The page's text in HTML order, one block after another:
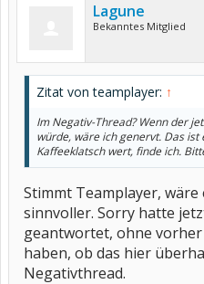
Lagune
Bekanntes Mitglied
Zitat von teamplayer: ↑
Im Negativ-Thread? Wenn der
würde, wäre ich genervt. Das
Kaffeeklatsch wert, finde ich.
Stimmt Teamplayer,
sinnvoller. Sorry hatte
geantwortet, ohne
haben, ob das hier
Negativthread.